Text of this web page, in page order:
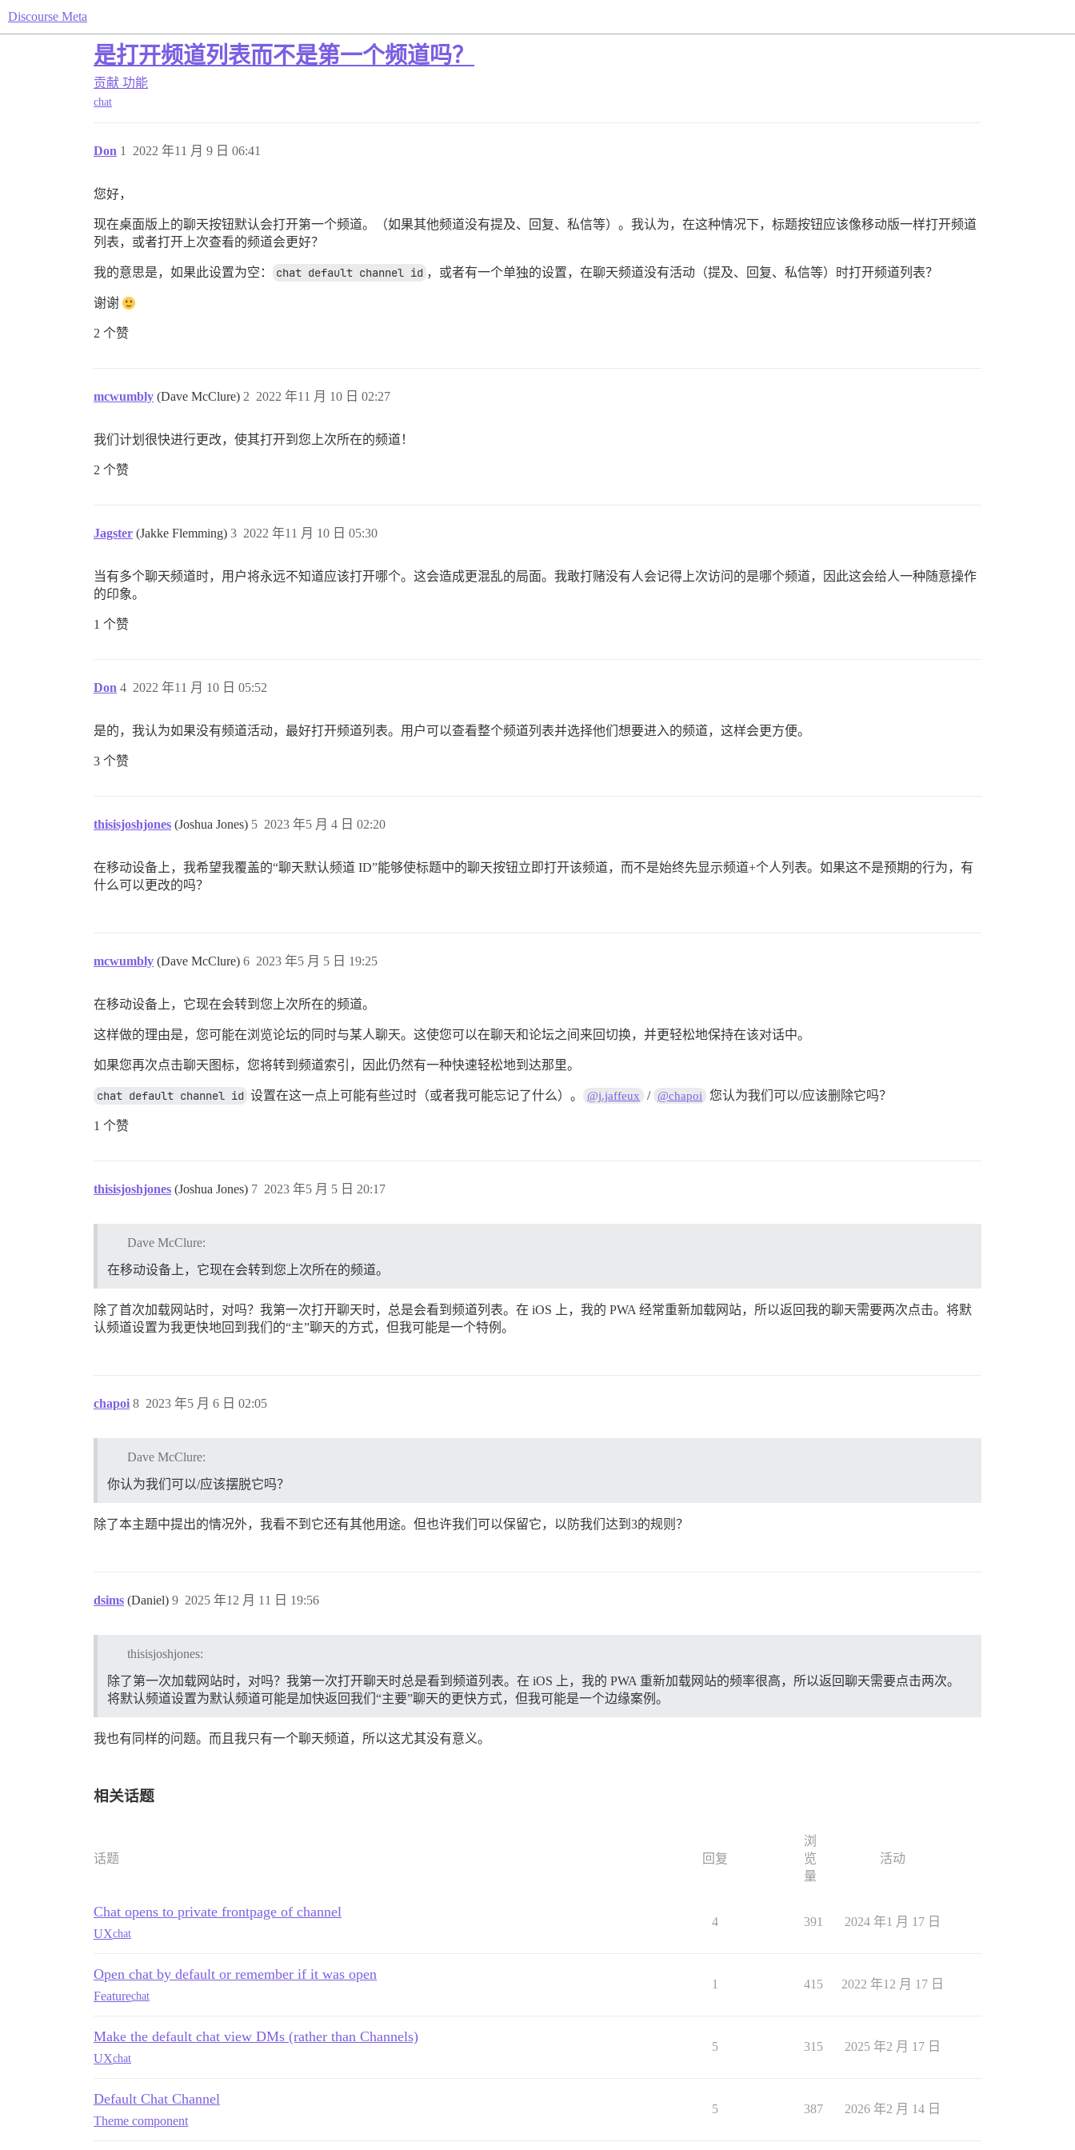
Discourse Meta
是打开频道列表而不是第一个频道吗？
贡献 功能
chat
Don 2022 年11 月 9 日 06:41
1
您好，
现在桌面版上的聊天按钮默认会打开第一个频道。（如果其他频道没有提及、回复、私信等）。我认为，在这种情况下，标题按钮应该像移动版一样打开频道
列表，或者打开上次查看的频道会更好？
我的意思是，如果此设置为空： chat default channel id ，或者有一个单独的设置，在聊天频道没有活动（提及、回复、私信等）时打开频道列表？
谢谢
2 个赞
mcwumbly (Dave McClure) 2022 年11 月 10 日 02:27
2
我们计划很快进行更改，使其打开到您上次所在的频道！
2 个赞
Jagster (Jakke Flemming) 2022 年11 月 10 日 05:30
3
当有多个聊天频道时，用户将永远不知道应该打开哪个。这会造成更混乱的局面。我敢打赌没有人会记得上次访问的是哪个频道，因此这会给人一种随意操作
的印象。
1 个赞
Don 2022 年11 月 10 日 05:52
4
是的，我认为如果没有频道活动，最好打开频道列表。用户可以查看整个频道列表并选择他们想要进入的频道，这样会更方便。
3 个赞
thisisjoshjones (Joshua Jones) 2023 年5 月 4 日 02:20
5
在移动设备上，我希望我覆盖的“聊天默认频道 ID”能够使标题中的聊天按钮立即打开该频道，而不是始终先显示频道+个人列表。如果这不是预期的行为，有
什么可以更改的吗？
mcwumbly (Dave McClure) 2023 年5 月 5 日 19:25
6
在移动设备上，它现在会转到您上次所在的频道。
这样做的理由是，您可能在浏览论坛的同时与某人聊天。这使您可以在聊天和论坛之间来回切换，并更轻松地保持在该对话中。
如果您再次点击聊天图标，您将转到频道索引，因此仍然有一种快速轻松地到达那里。
chat default channel id 设置在这一点上可能有些过时（或者我可能忘记了什么）。 @j.jaffeux / @chapoi 您认为我们可以/应该删除它吗？
1 个赞
thisisjoshjones (Joshua Jones) 2023 年5 月 5 日 20:17
7
Dave McClure:
在移动设备上，它现在会转到您上次所在的频道。
除了首次加载网站时，对吗？我第一次打开聊天时，总是会看到频道列表。在 iOS 上，我的 PWA 经常重新加载网站，所以返回我的聊天需要两次点击。将默
认频道设置为我更快地回到我们的“主”聊天的方式，但我可能是一个特例。
chapoi 2023 年5 月 6 日 02:05
8
Dave McClure:
你认为我们可以/应该摆脱它吗？
除了本主题中提出的情况外，我看不到它还有其他用途。但也许我们可以保留它，以防我们达到3的规则？
dsims (Daniel) 2025 年12 月 11 日 19:56
9
thisisjoshjones:
除了第一次加载网站时，对吗？我第一次打开聊天时总是看到频道列表。在 iOS 上，我的 PWA 重新加载网站的频率很高，所以返回聊天需要点击两次。
将默认频道设置为默认频道可能是加快返回我们“主要”聊天的更快方式，但我可能是一个边缘案例。
我也有同样的问题。而且我只有一个聊天频道，所以这尤其没有意义。
相关话题
话题 回复
浏
览
量
活动
Chat opens to private frontpage of channel
UXchat
4 391 2024 年1 月 17 日
Open chat by default or remember if it was open
Featurechat
1 415 2022 年12 月 17 日
Make the default chat view DMs (rather than Channels)
UXchat
5 315 2025 年2 月 17 日
Default Chat Channel
Theme component
5 387 2026 年2 月 14 日